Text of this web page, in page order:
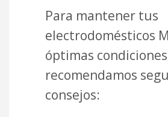
Para mantener tus
electrodomésticos
óptimas
recomendamos
consejos: